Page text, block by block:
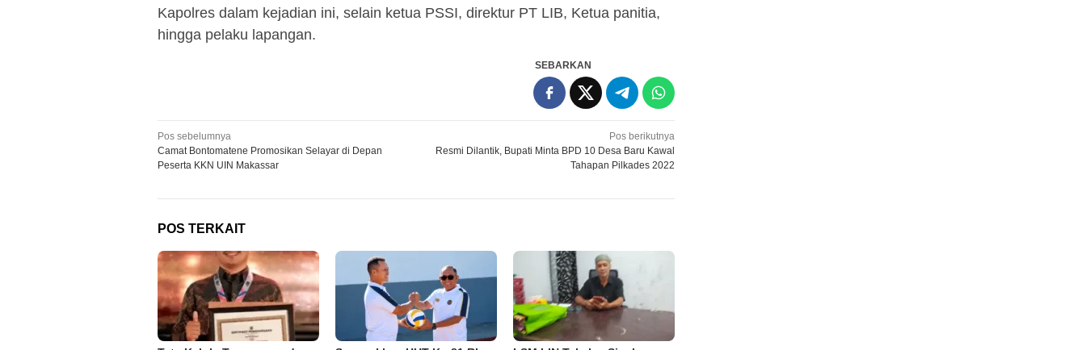
Kapolres dalam kejadian ini, selain ketua PSSI, direktur PT LIB, Ketua panitia,
hingga pelaku lapangan.
SEBARKAN
Navigasi
pos
Pos sebelumnya
Camat Bontomatene Promosikan Selayar di Depan
Peserta KKN UIN Makassar
Pos berikutnya
Resmi Dilantik, Bupati Minta BPD 10 Desa Baru Kawal
Tahapan Pilkades 2022
POS TERKAIT